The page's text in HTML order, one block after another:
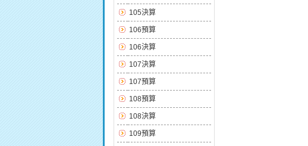
105決算
106預算
106決算
107決算
107預算
108預算
108決算
109預算